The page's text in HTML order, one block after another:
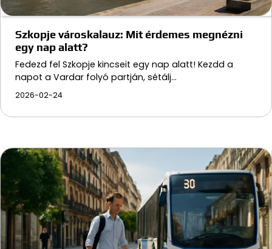
Szkopje városkalauz: Mit érdemes megnézni
egy nap alatt?
Fedezd fel Szkopje kincseit egy nap alatt! Kezdd a
napot a Vardar folyó partján, sétálj…
2026-02-24